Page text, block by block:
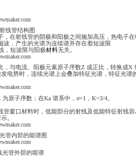
线X射线测量
2011/1/5 11:09:02
图1 X射线管结构图
会发射出热电子，在射线管的阴极
上，辐射出电磁波，产生的光谱为
转换成X 射线，短波限与阳极